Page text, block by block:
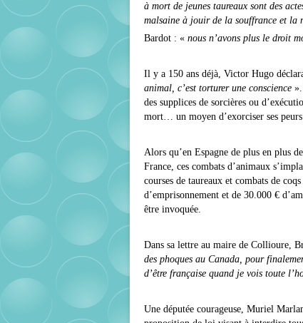
à mort de jeunes taureaux sont des
malsaine à jouir de la souffrance et la
Bardot : « nous n’avons plus le droit
Il y a 150 ans déjà, Victor Hugo
animal, c’est torturer une conscience
des supplices de sorcières ou
mort… un moyen d’exorciser ses
Alors qu’en Espagne de plus en plus
France, ces combats d’animaux
courses de taureaux et combats de
d’emprisonnement et de 30.000 €
être invoquée.
Dans sa lettre au maire de Collioure,
des phoques au Canada, pour
d’être française quand je vois toute
Une députée courageuse, Muriel